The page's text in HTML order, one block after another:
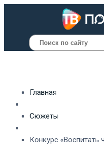
Поиск
Главная
Сюжеты
Конкурс «Воспитать